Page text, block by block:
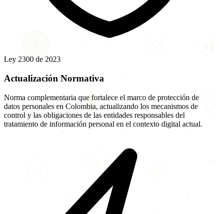
Ley 2300 de 2023
Actualización Normativa
Norma complementaria que fortalece el marco de protección de
datos personales en Colombia, actualizando los mecanismos de
control y las obligaciones de las entidades responsables del
tratamiento de información personal en el contexto digital actual.